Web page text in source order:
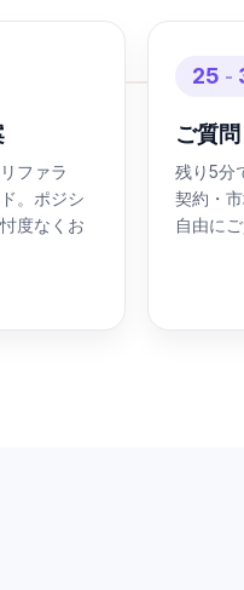
ファラ
。ポジシ
度なくお
25 -
ご質問
残り5分
契約・
自由に